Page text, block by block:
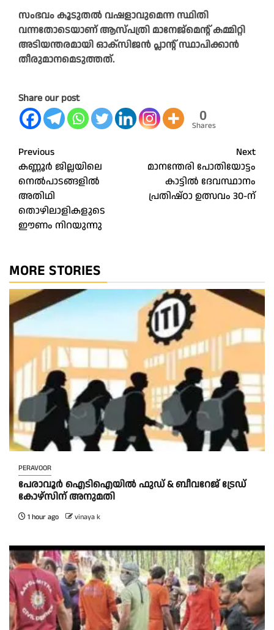
സംഭവം കൂടുതൽ വഷളാവുമെന്ന സ്ഥിതി
വന്നതോടെയാണ് ആസ്പത്രി മാനേജ്‌മെന്റ് കമ്മിറ്റി
അടിയന്തരമായി ഓക്‌സിജൻ പ്ലാന്റ് സ്ഥാപിക്കാൻ
തീരുമാനമെടുത്തത്.
Share our post
0
Shares
Post
navigation
Previous
കണ്ണൂർ ജില്ലയിലെ
നെൽപാടങ്ങളിൽ
അതിഥി
തൊഴിലാളികളുടെ
ഈണം നിറയുന്നു
Next
മാനന്തേരി പോതിയോട്ടം
കാട്ടിൽ ദേവസ്ഥാനം
പ്രതിഷ്ഠാ ഉത്സവം 30-ന്
MORE STORIES
PERAVOOR
പേരാവൂർ ഐടിഐയിൽ ഫുഡ് & ബീവറേജ് ട്രേഡ്
കോഴ്സിന് അനുമതി
1 hour ago vinaya k